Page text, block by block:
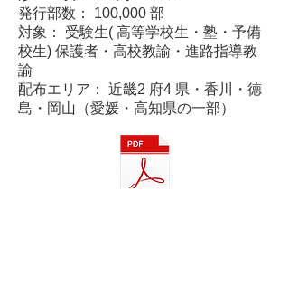
発行部数： 100,000 部
対象： 受験生( 高等学校生・塾・予備
校生) 保護者・高校教諭・進路指導教
諭
配布エリア： 近畿2 府4 県・香川・徳
島・岡山（愛媛・高知県の一部）